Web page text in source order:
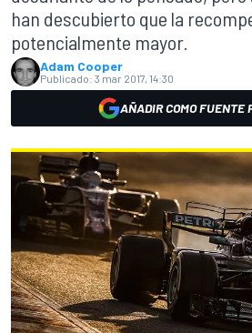
han descubierto que la
potencialmente mayor.
Adam Cooper
Publicado: 3 mar 2017, 14:30
AÑADIR COMO FUENTE